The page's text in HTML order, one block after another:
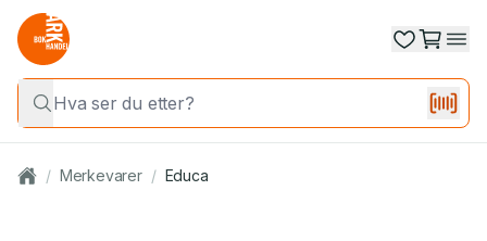
/ Merkevarer / Educa